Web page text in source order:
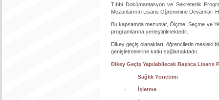
Tıbbi Dokümantasyon ve Sekreterlik
Mezunlarının Lisans Öğrenimine Devamları
Bu kapsamda mezunlar, Ölçme, Seçme ve
programlarına yerleştirilmektedir.
Dikey geçiş olanakları, öğrencilerin mesleki
genişletmelerine katkı sağlamaktadır.
Dikey Geçiş Yapılabilecek Başlıca Lisans
·Sağlık Yönetimi
·İşletme